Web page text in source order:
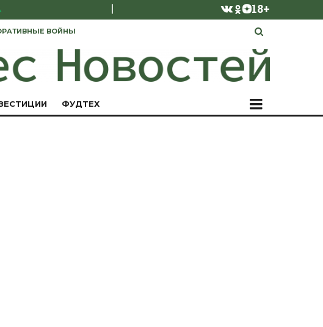
| 18+
ВОЙНЫ
ФУДТЕХ